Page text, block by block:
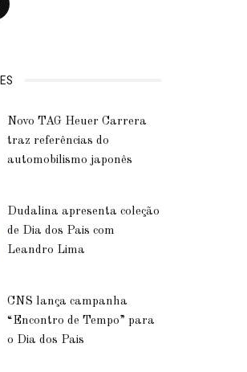
Novo TAG Heuer Carrera
traz referências do
automobilismo japonês
Dudalina apresenta coleção
de Dia dos Pais com
Leandro Lima
CNS lança campanha
“Encontro de Tempo” para
o Dia dos Pais